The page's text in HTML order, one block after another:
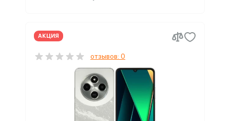
АКЦИЯ
отзывов: 0